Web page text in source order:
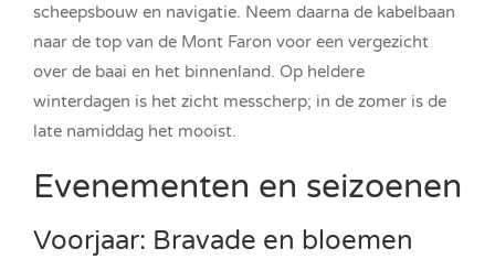
scheepsbouw en navigatie. Neem daarna de kabelbaan
naar de top van de Mont Faron voor een vergezicht
over de baai en het binnenland. Op heldere
winterdagen is het zicht messcherp; in de zomer is de
late namiddag het mooist.
Evenementen en seizoenen
Voorjaar: Bravade en bloemen